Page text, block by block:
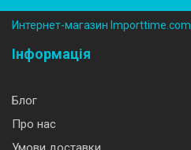
Интернет-магазин
Інформація
Блог
Про нас